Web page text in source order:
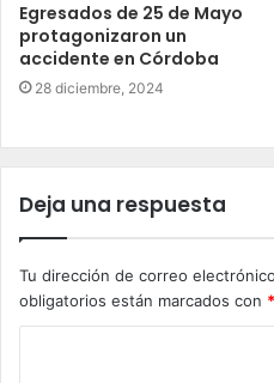
Egresados de 25 de Mayo
protagonizaron un
accidente en Córdoba
28 diciembre, 2024
Deja una respuesta
Tu dirección de correo
obligatorios están marcados con *